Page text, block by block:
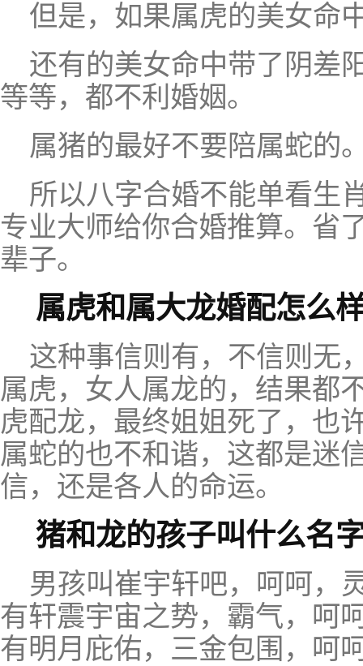
但是，如果属虎的美女命
还有的美女命中带了阴差
等等，都不利婚姻。
属猪的最好不要陪属蛇的
所以八字合婚不能单看生
专业大师给你合婚推算。省
辈子。
属虎和属大龙婚配怎么
这种事信则有，不信则无
属虎，女人属龙的，结果都
虎配龙，最终姐姐死了，也
属蛇的也不和谐，这都是迷
信，还是各人的命运。
猪和龙的孩子叫什么名
男孩叫崔宇轩吧，呵呵，
有轩震宇宙之势，霸气，呵
有明月庇佑，三金包围，呵